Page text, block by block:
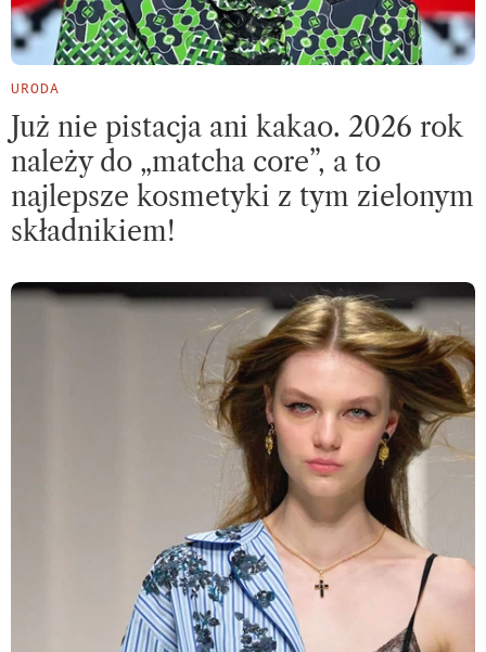
URODA
Już nie pistacja ani kakao. 2026 rok
należy do „matcha core”, a to
najlepsze kosmetyki z tym zielonym
składnikiem!